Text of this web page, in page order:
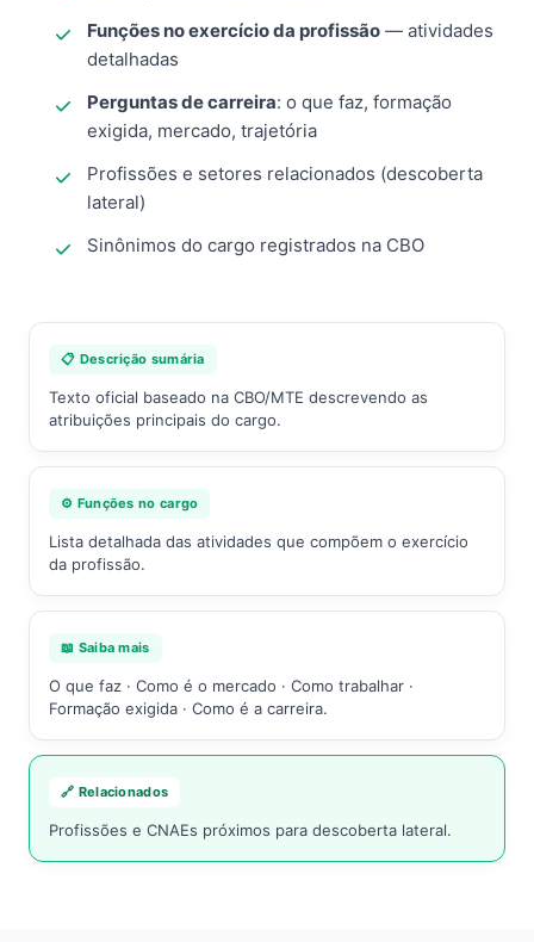
Funções no exercício da profissão — atividades
detalhadas
Perguntas de carreira: o que faz, formação
exigida, mercado, trajetória
Profissões e setores relacionados (descoberta
lateral)
Sinônimos do cargo registrados na CBO
📋 Descrição sumária
Texto oficial baseado na CBO/MTE descrevendo as
atribuições principais do cargo.
⚙️ Funções no cargo
Lista detalhada das atividades que compõem o exercício
da profissão.
📖 Saiba mais
O que faz · Como é o mercado · Como trabalhar ·
Formação exigida · Como é a carreira.
🔗 Relacionados
Profissões e CNAEs próximos para descoberta lateral.